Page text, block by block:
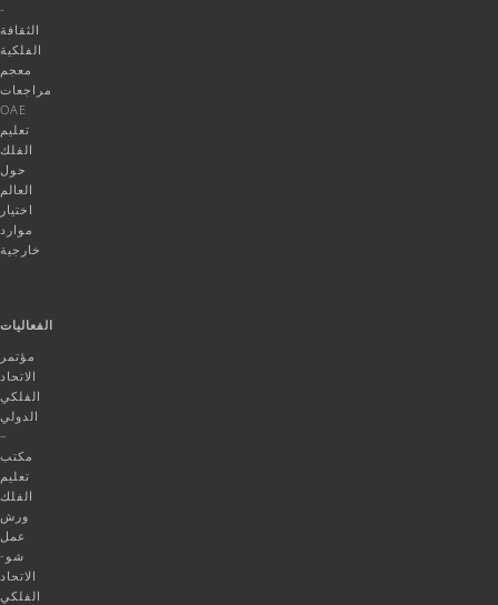
-
الثقافة
الفلكية
معجم
مراجعات
OAE
تعليم
الفلك
حول
العالم
اختيار
موارد
خارجية
الفعاليات
مؤتمر
الاتحاد
الفلكي
الدولي
–
مكتب
تعليم
الفلك
ورش
عمل
شو-
الاتحاد
الفلكي